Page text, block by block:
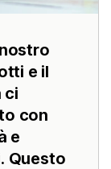
e il
ci
con
e
Questo